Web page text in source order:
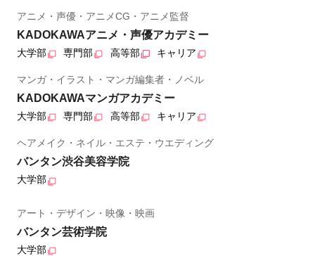
アニメ・声優・アニメCG・アニメ監督
KADOKAWAアニメ・声優アカデミー
大学部 専門部 高等部 キャリア
マンガ・イラスト・マンガ編集者・ノベル
KADOKAWAマンガアカデミー
大学部 専門部 高等部 キャリア
ヘアメイク・ネイル・エステ・ウエディング
バンタン渋谷美容学院
大学部
アート・デザイン・映像・映画
バンタン芸術学院
大学部